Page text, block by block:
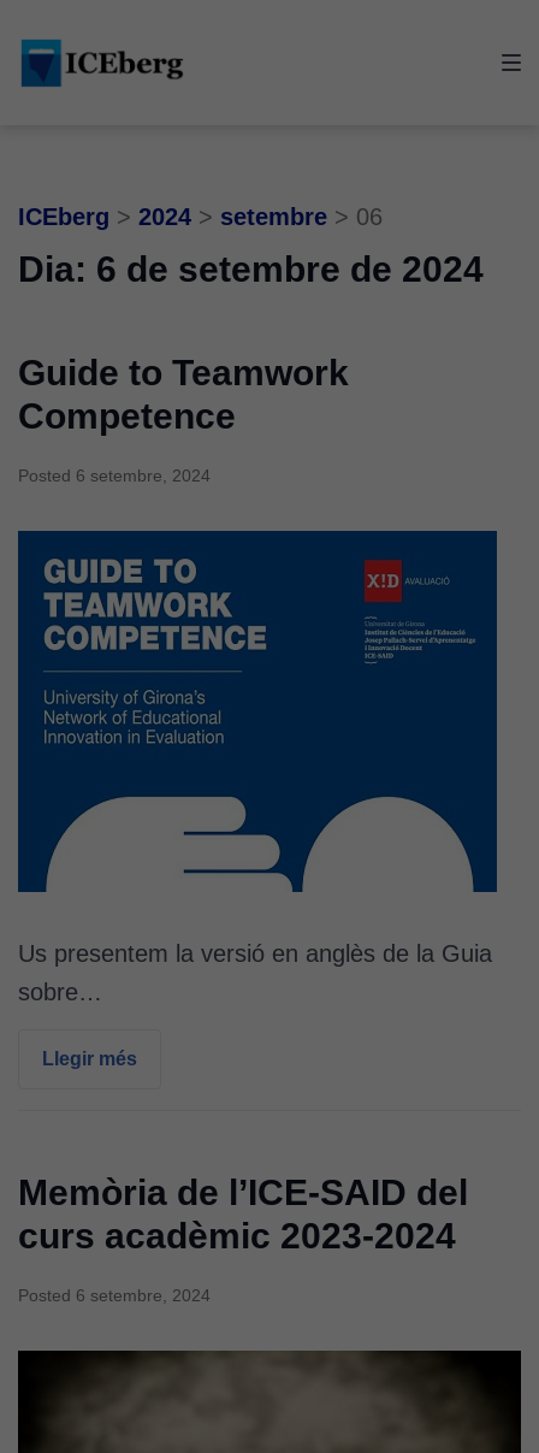
main
content
footer
ICEberg > 2024 > setembre > 06
Dia: 6 de setembre de 2024
Guide to Teamwork
Competence
Posted 6 setembre, 2024
Us presentem la versió en anglès de la Guia
sobre…
Llegir més
Memòria de l’ICE-SAID del
curs acadèmic 2023-2024
Posted 6 setembre, 2024